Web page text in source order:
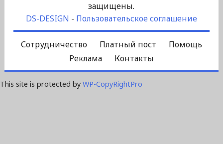
защищены.
DS-DESIGN - Пользовательское соглашение
Сотрудничество Платный пост
Помощь
Реклама
Контакты
This site is protected by WP-CopyRightPro